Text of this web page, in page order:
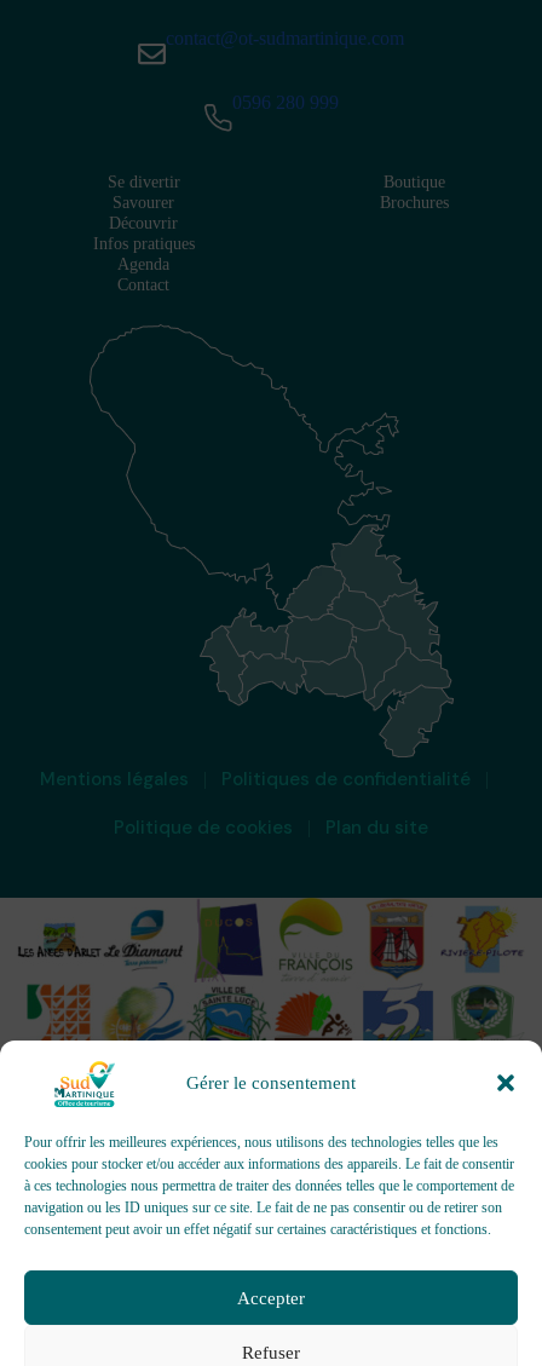
Gérer le consentement
Pour offrir les meilleures expériences, nous utilisons des technologies telles que les
cookies pour stocker et/ou accéder aux informations des appareils. Le fait de consentir
à ces technologies nous permettra de traiter des données telles que le comportement de
navigation ou les ID uniques sur ce site. Le fait de ne pas consentir ou de retirer son
consentement peut avoir un effet négatif sur certaines caractéristiques et fonctions.
Accepter
Refuser
contact@ot-sudmartinique.com
0596 280 999
Se divertir
Savourer
Découvrir
Infos pratiques
Agenda
Contact
Boutique
Brochures
Mentions légales
Politiques de confidentialité
Politique de cookies
Plan du site
OFFICES DE TOURISME - Pour les activités d’accueil,
d’information, de promotion/communication, de création et gestion
d’événements